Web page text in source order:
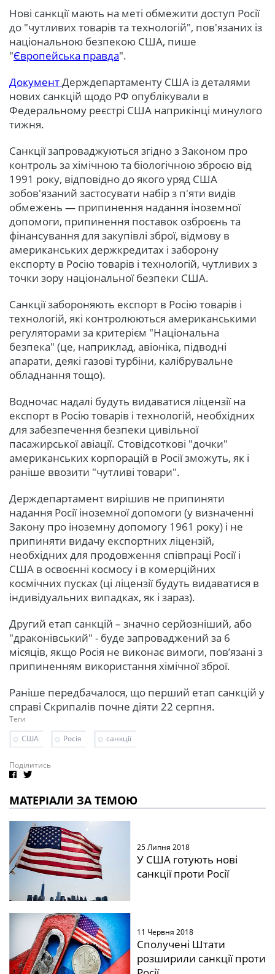
Нові санкції мають на меті обмежити доступ Росії
до "чутливих товарів та технологій", пов'язаних із
національною безпекою США, пише
"Європейська правда".
ДокументДерждепартаменту США із деталями
нових санкцій щодо РФ опублікували в
Федеральному реєстрі США наприкінці минулого
тижня.
Санкції запроваджуються згідно з Законом про
контроль за хімічною та біологічною зброєю від
1991 року, відповідно до якого уряд США
зобов'язаний застосувати набір з п'яти видів
обмежень — припинення надання іноземної
допомоги, припинення поставок озброєнь та
фінансування для закупівлі зброї, відмову в
американських держкредитах і заборону
експорту в Росію товарів і технологій, чутливих з
точки зору національної безпеки США.
Санкції забороняють експорт в Росію товарів і
технологій, які контролюються американськими
регуляторами за критерієм "Національна
безпека" (це, наприклад, авіоніка, підводні
апарати, деякі газові турбіни, калібрувальне
обладнання тощо).
Водночас надалі будуть видаватися ліцензії на
експорт в Росію товарів і технологій, необхідних
для забезпечення безпеки цивільної
пасажирської авіації. Стовідсоткові "дочки"
американських корпорацій в Росії зможуть, як і
раніше ввозити "чутливі товари".
Держдепартамент вирішив не припиняти
надання Росії іноземної допомоги (у визначенні
Закону про іноземну допомогу 1961 року) і не
припиняти видачу експортних ліцензій,
необхідних для продовження співпраці Росії і
США в освоєнні космосу і в комерційних
космічних пусках (ці ліцензії будуть видаватися в
індивідуальних випадках, як і зараз).
Другий етап санкцій – значно серйозніший, або
"драконівський" - буде запроваджений за 6
місяців, якщо Росія не виконає вимоги, пов’язані з
припиненням використання хімічної зброї.
Раніше передбачалося, що перший етап санкцій у
справі Скрипалів почне діяти 22 серпня.
Теги
США
Росія санкції
Поділитись
МАТЕРІАЛИ ЗА ТЕМОЮ
25 Липня 2018
У США готують нові
санкції проти Росії
11 Червня 2018
Сполучені Штати
розширили санкції проти